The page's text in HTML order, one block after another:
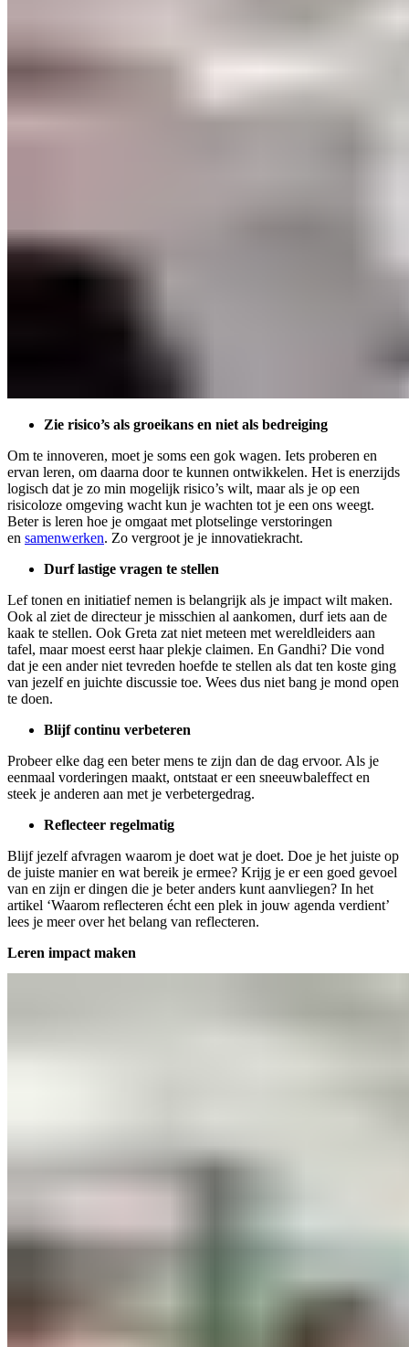
Zie risico’s als groeikans en niet als bedreiging
Om te innoveren, moet je soms een gok wagen. Iets proberen en
ervan leren, om daarna door te kunnen ontwikkelen. Het is enerzijds
logisch dat je zo min mogelijk risico’s wilt, maar als je op een
risicoloze omgeving wacht kun je wachten tot je een ons weegt.
Beter is leren hoe je omgaat met plotselinge verstoringen
en samenwerken. Zo vergroot je je innovatiekracht.
Durf lastige vragen te stellen
Lef tonen en initiatief nemen is belangrijk als je impact wilt maken.
Ook al ziet de directeur je misschien al aankomen, durf iets aan de
kaak te stellen. Ook Greta zat niet meteen met wereldleiders aan
tafel, maar moest eerst haar plekje claimen. En Gandhi? Die vond
dat je een ander niet tevreden hoefde te stellen als dat ten koste ging
van jezelf en juichte discussie toe. Wees dus niet bang je mond open
te doen.
Blijf continu verbeteren
Probeer elke dag een beter mens te zijn dan de dag ervoor. Als je
eenmaal vorderingen maakt, ontstaat er een sneeuwbaleffect en
steek je anderen aan met je verbetergedrag.
Reflecteer regelmatig
Blijf jezelf afvragen waarom je doet wat je doet. Doe je het juiste op
de juiste manier en wat bereik je ermee? Krijg je er een goed gevoel
van en zijn er dingen die je beter anders kunt aanvliegen? In het
artikel ‘Waarom reflecteren écht een plek in jouw agenda verdient’
lees je meer over het belang van reflecteren.
Leren impact maken